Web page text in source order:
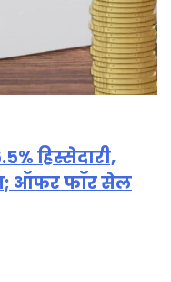
हिस्सेदारी,
ऑफर फॉर सेल